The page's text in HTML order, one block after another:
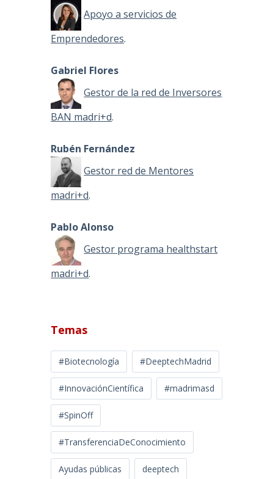
Apoyo a servicios de
Emprendedores.
Gabriel Flores
Gestor de la red de Inversores
BAN madri+d.
Rubén Fernández
Gestor red de Mentores
madri+d.
Pablo Alonso
Gestor programa healthstart
madri+d.
Temas
#Biotecnología #DeeptechMadrid
#InnovaciónCientífica #madrimasd
#SpinOff
#TransferenciaDeConocimiento
Ayudas públicas deeptech